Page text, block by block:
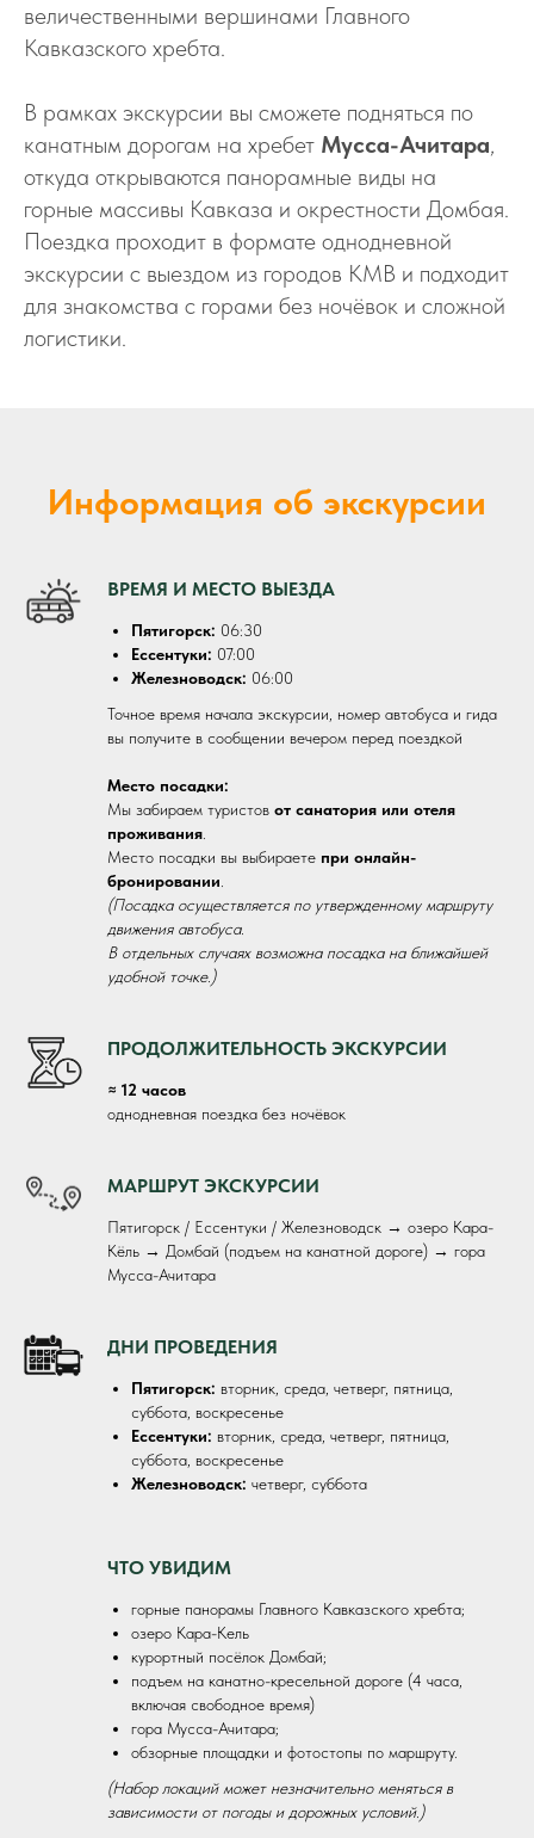
величественными вершинами Главного
Кавказского хребта.
В рамках экскурсии вы сможете подняться по
канатным дорогам на хребет Мусса-Ачитара,
откуда открываются панорамные виды на
горные массивы Кавказа и окрестности Домбая.
Поездка проходит в формате однодневной
экскурсии с выездом из городов КМВ и подходит
для знакомства с горами без ночёвок и сложной
логистики.
Информация об экскурсии
ВРЕМЯ И МЕСТО ВЫЕЗДА
Пятигорск: 06:30
Ессентуки: 07:00
Железноводск: 06:00
Точное время начала экскурсии, номер автобуса и гида
вы получите в сообщении вечером перед поездкой
Место посадки:
Мы забираем туристов от санатория или отеля
проживания
Место посадки вы выбираете при онлайн-
бронировании
(Посадка осуществляется по утвержденному маршруту
движения автобуса.
В отдельных случаях возможна посадка на ближайшей
удобной точке.)
ПРОДОЛЖИТЕЛЬНОСТЬ ЭКСКУРСИИ
≈ 12 часов
однодневная поездка без ночёвок
МАРШРУТ ЭКСКУРСИИ
Пятигорск / Ессентуки / Железноводск → озеро Кара-
Кёль → Домбай (подъем на канатной дороге) → гора
Мусса-Ачитара
ДНИ ПРОВЕДЕНИЯ
Пятигорск: вторник, среда, четверг, пятница,
суббота, воскресенье
Ессентуки: вторник, среда, четверг, пятница,
суббота, воскресенье
Железноводск: четверг, суббота
ЧТО УВИДИМ
горные панорамы Главного Кавказского хребта;
озеро Кара-Кель
курортный посёлок Домбай;
подъем на канатно-кресельной дороге (4 часа,
включая свободное время)
гора Мусса-Ачитара;
обзорные площадки и фотостопы по маршруту.
(Набор локаций может незначительно меняться в
зависимости от погоды и дорожных условий.)